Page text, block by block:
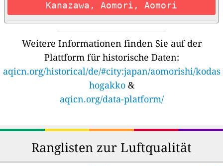
Kanazawa, Aomori, Aomori
Weitere Informationen finden Sie auf der
Plattform für historische Daten:
aqicn.org/historical/de/#city:japan/aomorishi/kodas
hogakko&
aqicn.org/data-platform/
Ranglisten zur Luftqualität